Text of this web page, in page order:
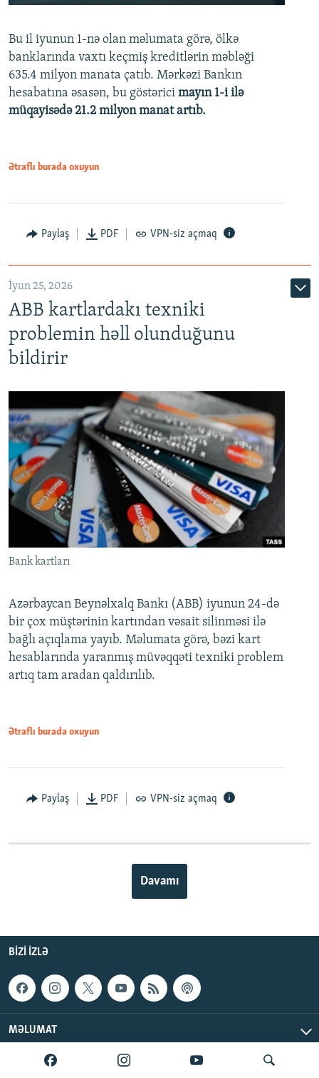
Auto 240p 360p 480p
720p 1080p
360p
480p
720p
Bu il iyunun 1-nə olan məlumata görə, ölkə
banklarında vaxtı keçmiş kreditlərin məbləği
635.4 milyon manata çatıb. Mərkəzi Bankın
hesabatına əsasən, bu göstərici mayın 1-i ilə
müqayisədə 21.2 milyon manat artıb.
Ətraflı burada oxuyun
Paylaş PDF VPN-siz açmaq
İyun 25, 2026
ABB kartlardakı texniki
problemin həll olunduğunu
bildirir
Bank kartları
Azərbaycan Beynəlxalq Bankı (ABB) iyunun 24-də
bir çox müştərinin kartından vəsait silinməsi ilə
bağlı açıqlama yayıb. Məlumata görə, bəzi kart
hesablarında yaranmış müvəqqəti texniki problem
artıq tam aradan qaldırılıb.
Ətraflı burada oxuyun
Paylaş PDF VPN-siz açmaq
Davamı
BIZI IZLƏ
MƏLUMAT
AzadlıqRadiosu © 2026 Inc. | Bütün hüquqlar qorunur